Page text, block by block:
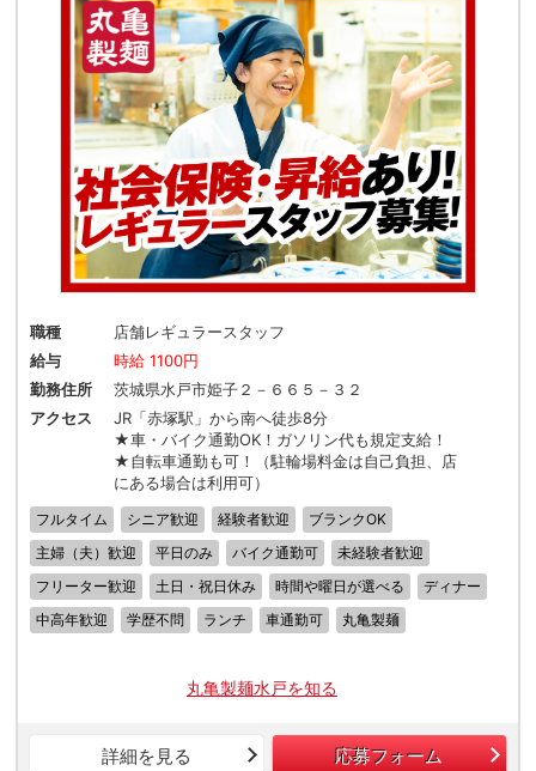
職種
店舗レギュラースタッフ
給与
時給 1100円
勤務住所
茨城県水戸市姫子２－６６５－３２
アクセス
JR「赤塚駅」から南へ徒歩8分
★車・バイク通勤OK！ガソリン代も規定支給！
★自転車通勤も可！（駐輪場料金は自己負担、店
にある場合は利用可）
フルタイム シニア歓迎 経験者歓迎
ブランクOK
主婦（夫）歓迎
平日のみ バイク通勤可
未経験者歓迎
フリーター歓迎
土日・祝日休み 時間や曜日が選べる
ディナー
中高年歓迎
学歴不問 ランチ 車通勤可 丸亀製麺
丸亀製麺水戸を知る
詳細を見る 応募フォーム